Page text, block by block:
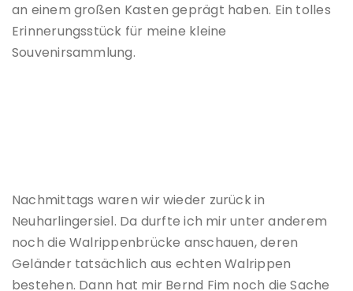
an einem großen Kasten geprägt haben. Ein tolles
Erinnerungsstück für meine kleine
Souvenirsammlung.
Nachmittags waren wir wieder zurück in
Neuharlingersiel. Da durfte ich mir unter anderem
noch die Walrippenbrücke anschauen, deren
Geländer tatsächlich aus echten Walrippen
bestehen. Dann hat mir Bernd Fim noch die Sache